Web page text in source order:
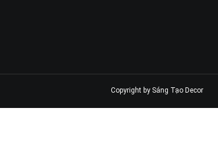
Copyright by Sáng Tạo Decor